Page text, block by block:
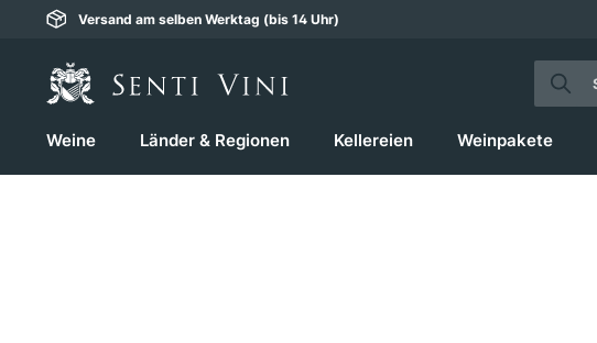
Zur Hauptnavigation springen
Versand am selben Werktag (bis 14 Uhr)
Weine Länder & Regionen Kellereien Weinpakete